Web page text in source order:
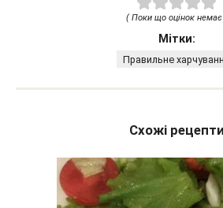
( Поки що оцінок немає
Мітки:
Правильне
Схожі рецепти